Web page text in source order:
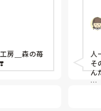
、私と目が
て、片手を
なった。少
房＿森の苺
保育
が、
1歳
ん，
たが
時に
いよ
人
そ
ん